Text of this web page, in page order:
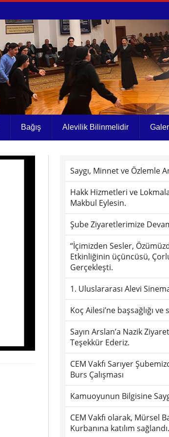
Bağış Alevilik Bilinmelidir
Saygı, Minnet ve Özlemle
Hakk Hizmetleri ve
Makbul Eylesin.
Şube Ziyaretlerimize
“İçimizden Sesler,
Etkinliğinin üçüncüsü,
Gerçekleşti.
1. Uluslararası Alevi
Koç Ailesi’ne başsağlığı ve
Sayın Arslan’a Nazik
Teşekkür Ederiz.
CEM Vakfı Sarıyer
Burs Çalışması
Kamuoyunun Bilgisine
CEM Vakfı olarak, Mürsel
Kurbanına katılım sağlandı.